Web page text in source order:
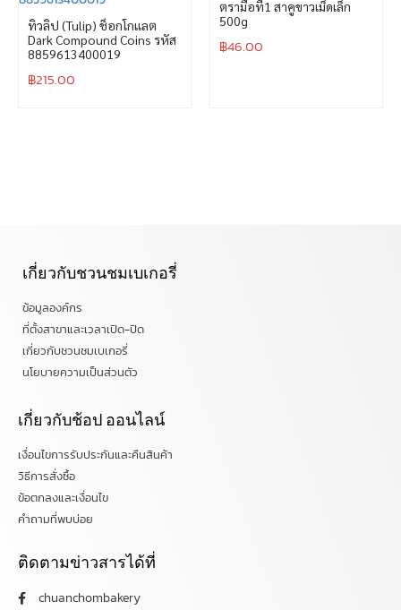
ทิวลิป (Tulip) ช็อกโกแลต
Dark Compound Coins รหัส
8859613400019
฿215.00
ตรามือที่1 สาคูขาวเม็ดเล็ก
500g
฿46.00
เกี่ยวกับชวนชมเบเกอรี่
ข้อมูลองค์กร
ที่ตั้งสาขาและเวลาเปิด-ปิด
เกี่ยวกับชวนชมเบเกอรี่
นโยบายความเป็นส่วนตัว
เกี่ยวกับช้อป ออนไลน์
เงื่อนไขการรับประกันและคืนสินค้า
วิธีการสั่งซื้อ
ข้อตกลงและเงื่อนไข
คำถามที่พบบ่อย
ติดตามข่าวสารได้ที่
chuanchombakery